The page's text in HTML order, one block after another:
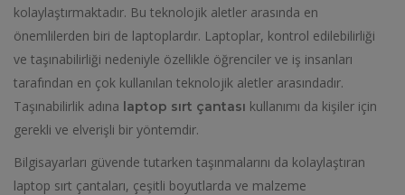
kolaylaştırmaktadır. Bu teknolojik aletler arasında en
önemlilerden biri de laptoplardır. Laptoplar, kontrol edilebilirliği
ve taşınabilirliği nedeniyle özellikle öğrenciler ve iş insanları
tarafından en çok kullanılan teknolojik aletler arasındadır.
Taşınabilirlik adına laptop sırt çantası kullanımı da kişiler için
gerekli ve elverişli bir yöntemdir.
Bilgisayarları güvende tutarken taşınmalarını da kolaylaştıran
laptop sırt çantaları, çeşitli boyutlarda ve malzeme